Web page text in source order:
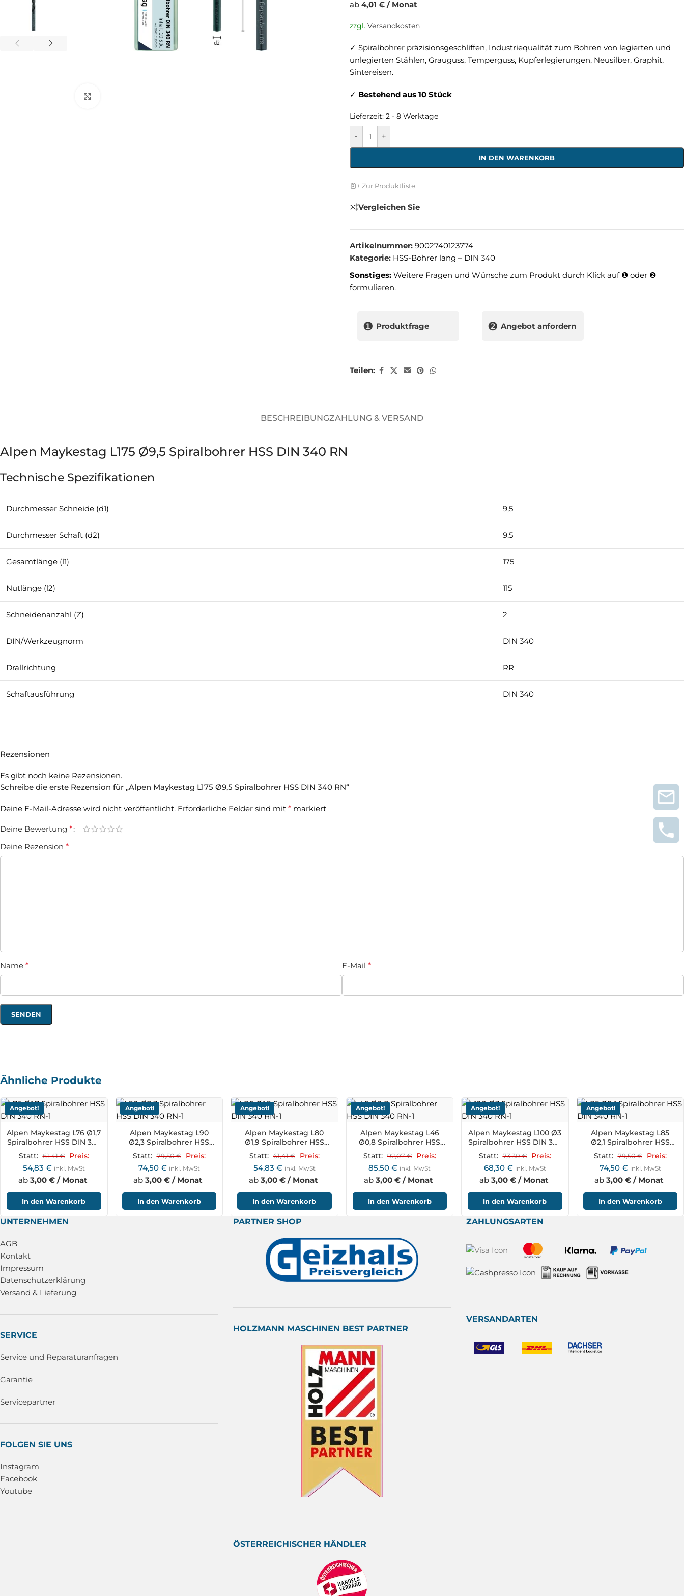
ab 4,01 € / Monat
zzgl. Versandkosten
✓ Spiralbohrer präzisionsgeschliffen, Industriequalität zum Bohren von legierten und
unlegierten Stählen, Grauguss, Temperguss, Kupferlegierungen, Neusilber, Graphit,
Sintereisen.
✓ Bestehend aus 10 Stück
Lieferzeit: 2 - 8 Werktage
- +
IN DEN WARENKORB
+ Zur Produktliste
Vergleichen Sie
Artikelnummer: 9002740123774
Kategorie: HSS-Bohrer lang – DIN 340
Sonstiges: Weitere Fragen und Wünsche zum Produkt durch Klick auf ❶ oder ❷
formulieren.
❶ Produktfrage ❷ Angebot anfordern
Teilen:
BESCHREIBUNGZAHLUNG & VERSAND
Alpen Maykestag L175 Ø9,5 Spiralbohrer HSS DIN 340 RN
Technische Spezifikationen
Durchmesser Schneide (d1) 9,5
Durchmesser Schaft (d2) 9,5
Gesamtlänge (l1) 175
Nutlänge (l2) 115
Schneidenanzahl (Z) 2
DIN/Werkzeugnorm DIN 340
Drallrichtung RR
Schaftausführung DIN 340
Rezensionen
Es gibt noch keine Rezensionen.
Schreibe die erste Rezension für „Alpen Maykestag L175 Ø9,5 Spiralbohrer HSS DIN 340 RN“
Deine E-Mail-Adresse wird nicht veröffentlicht. Erforderliche Felder sind mit * markiert
Deine Bewertung *
Deine Rezension *
Name * E-Mail *
Ähnliche Produkte
Angebot!
Alpen Maykestag L76 Ø1,7
Spiralbohrer HSS DIN 340
Statt: 61,41€ Preis:
54,83 € inkl. MwSt
ab 3,00 € / Monat
In den Warenkorb
Angebot!
Alpen Maykestag L90
Ø2,3 Spiralbohrer HSS
DIN 340 RN
Statt: 79,50€ Preis:
74,50 € inkl. MwSt
ab3,00 € / Monat
In den Warenkorb
Angebot!
Alpen Maykestag L80
Ø1,9 Spiralbohrer HSS
DIN 340 RN
Statt: 61,41€ Preis:
54,83 € inkl. MwSt
ab 3,00 € / Monat
In den Warenkorb
Angebot!
Alpen Maykestag L46
Ø0,8 Spiralbohrer HSS
DIN 340 RN
Statt: 92,07€ Preis:
85,50€ inkl. MwSt
ab3,00 € / Monat
In den Warenkorb
Angebot!
Alpen Maykestag L100 Ø3
Spiralbohrer HSS DIN 340
Statt: 73,30€ Preis:
68,30 € inkl. MwSt
ab 3,00 € / Monat
In den Warenkorb
Angebot!
Alpen Maykestag L85
Ø2,1 Spiralbohrer HSS
DIN 340 RN
Statt: 79,50€ Preis:
74,50 € inkl. MwSt
ab3,00 € / Monat
In den Warenkorb
UNTERNEHMEN
AGB
Kontakt
Impressum
Datenschutzerklärung
Versand & Lieferung
SERVICE
Service und Reparaturanfragen
Garantie
Servicepartner
FOLGEN SIE UNS
Instagram
Facebook
Youtube
PARTNER SHOP
HOLZMANN MASCHINEN BEST PARTNER
ÖSTERREICHISCHER HÄNDLER
ZAHLUNGSARTEN
VERSANDARTEN